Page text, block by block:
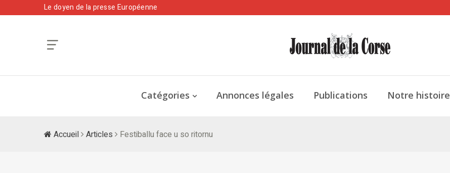
Le doyen de la presse Européenne
Catégories Annonces légales Publications Notre histoire
Accueil Articles Festiballu face u so ritornu